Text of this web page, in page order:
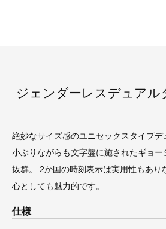
ジェンダーレスデュアル
絶妙なサイズ感のユニセックスタイプデ
小ぶりながらも文字盤に施されたギョ
抜群。 2か国の時刻表示は実用性もあり
心としても魅力的です。
仕様